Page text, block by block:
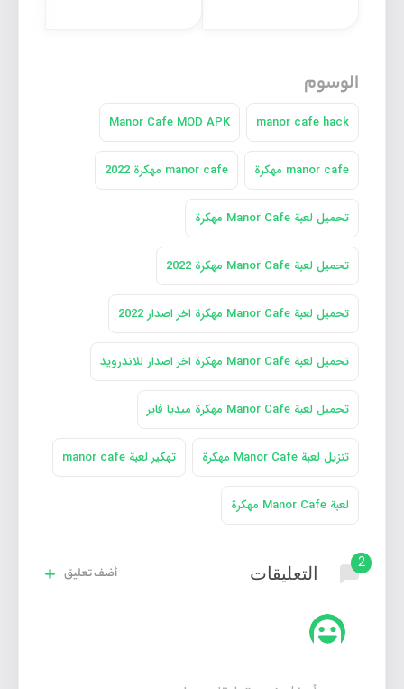
الوسوم
manor cafe hack
Manor Cafe MOD APK
manor cafe مهكرة manor cafe مهكرة 2022
تحميل لعبة Manor Cafe مهكرة
تحميل لعبة Manor Cafe مهكرة 2022
تحميل لعبة Manor Cafe مهكرة اخر اصدار 2022
تحميل لعبة Manor Cafe مهكرة اخر اصدار للاندرويد
تحميل لعبة Manor Cafe مهكرة ميديا فاير
تنزيل لعبة Manor Cafe مهكرة تهكير لعبة manor cafe
لعبة Manor Cafe مهكرة
2
التعليقات أضف تعليق